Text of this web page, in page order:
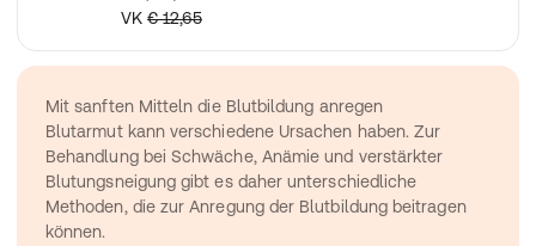
VK € 12,65
Mit sanften Mitteln die Blutbildung anregen
Blutarmut kann verschiedene Ursachen haben. Zur
Behandlung bei Schwäche, Anämie und verstärkter
Blutungsneigung gibt es daher unterschiedliche
Methoden, die zur Anregung der Blutbildung beitragen
können.